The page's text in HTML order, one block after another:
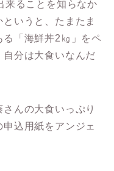
来ることを知らなか
いうと、たまたま
る「海鮮丼2㎏」をペ
自分は大食いなんだ
んの大食いっぷり
込用紙をアンジェ